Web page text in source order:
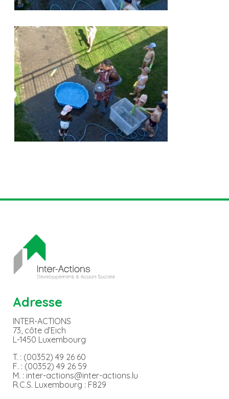
Adresse
INTER-ACTIONS
73, côte d’Eich
L-1450 Luxembourg
T. : (00352) 49 26 60
F. : (00352) 49 26 59
M. : inter-actions@inter-actions.lu
R.C.S. Luxembourg : F829